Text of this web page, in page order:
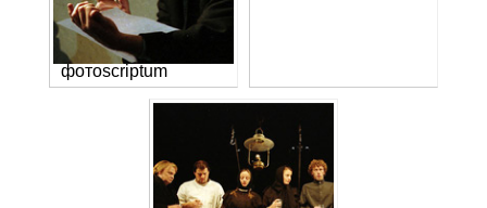
фотоscriptum